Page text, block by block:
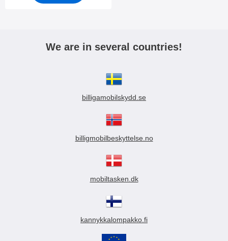
We are in several countries!
billigamobilskydd.se
billigmobilbeskyttelse.no
mobiltasken.dk
kannykkalompakko.fi